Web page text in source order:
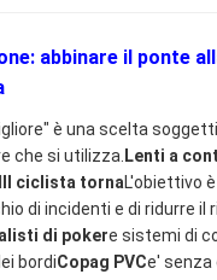
abbinare il ponte
è una scelta
che si utilizza. Lenti a
Il ciclista tornaL'obiettivo
di incidenti e di ridurre il
di pokere sistemi di
bordiCopag PVCe' senza